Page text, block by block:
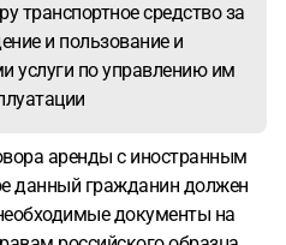
транспортное средство за
и пользование и
услуги по управлению им
аренды с иностранным
данный гражданин должен
документы на